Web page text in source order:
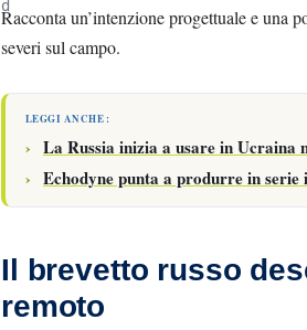
Racconta un’intenzione progettuale e una
severi sul campo.
LEGGI ANCHE :
La Russia inizia a usare in Ucraina
Echodyne punta a produrre in
Il brevetto russo
remoto